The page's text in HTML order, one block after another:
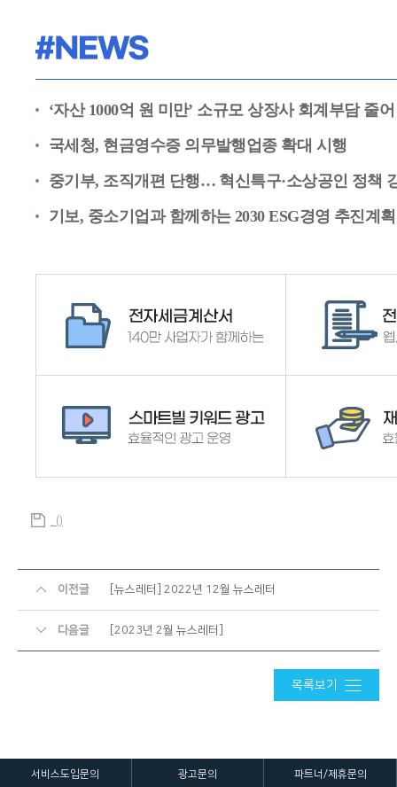
‘자산 1000억 원 미만’ 소규모 상장사 회계부담 줄어
국세청, 현금영수증 의무발행업종 확대 시행
중기부, 조직개편 단행… 혁신특구·소상공인 정책
기보, 중소기업과 함께하는 2030 ESG경영 추진계
. ()
이전글 [뉴스레터] 2022년 12월 뉴스레터
다음글 [2023년 2월 뉴스레터]
목록보기
서비스도입문의 광고문의 파트너/제휴문의